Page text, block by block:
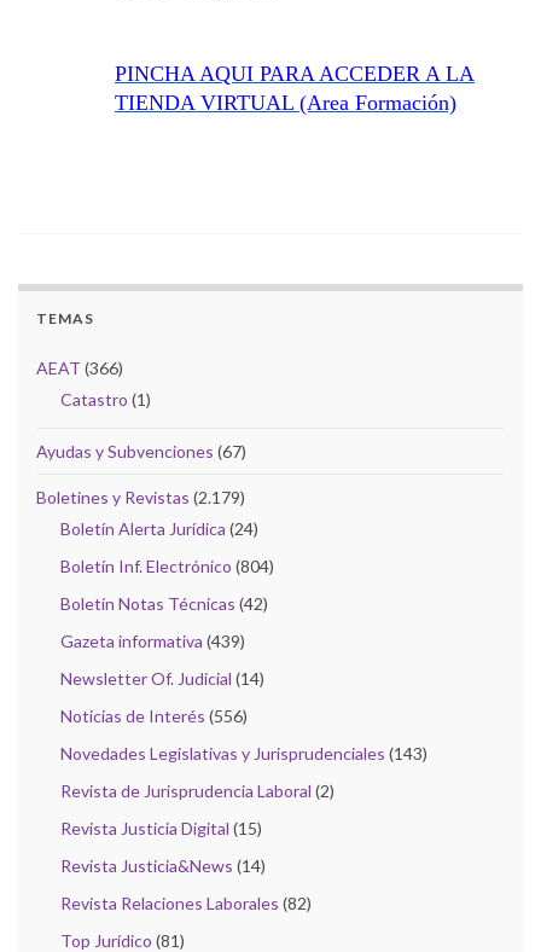
PINCHA AQUI PARA ACCEDER A LA
TIENDA VIRTUAL (Area Formación)
TEMAS
AEAT (366)
Catastro (1)
Ayudas y Subvenciones (67)
Boletines y Revistas (2.179)
Boletín Alerta Jurídica (24)
Boletín Inf. Electrónico (804)
Boletín Notas Técnicas (42)
Gazeta informativa (439)
Newsletter Of. Judicial (14)
Noticias de Interés (556)
Novedades Legislativas y Jurisprudenciales (143)
Revista de Jurisprudencia Laboral (2)
Revista Justicia Digital (15)
Revista Justicia&News (14)
Revista Relaciones Laborales (82)
Top Jurídico (81)